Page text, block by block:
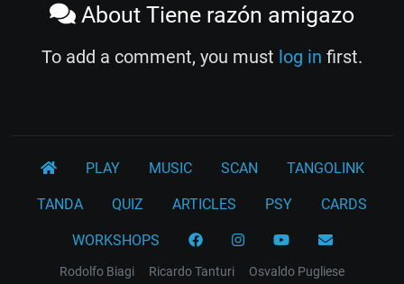
About Tiene razón amigazo
To add a comment, you must log in first.
PLAY MUSIC SCAN TANGOLINK
TANDA QUIZ ARTICLES PSY CARDS
WORKSHOPS
Rodolfo Biagi Ricardo Tanturi Osvaldo Pugliese